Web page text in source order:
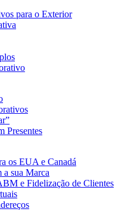
para o Exterior
Presentes
os EUA e Canadá
a sua Marca
e Fidelização de Clientes